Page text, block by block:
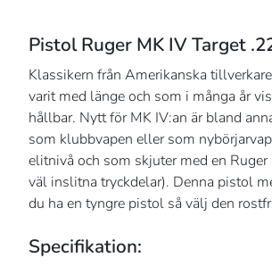
Pistol Ruger MK IV Target
Klassikern från Amerikanska
varit med länge och som i många år
hållbar. Nytt för MK IV:an är bland
som klubbvapen eller som
elitnivå och som skjuter med en
väl inslitna tryckdelar). Denna pistol
du ha en tyngre pistol så välj den
Specifikation: